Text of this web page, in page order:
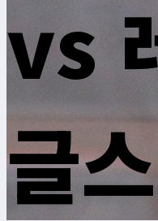
vs
글스